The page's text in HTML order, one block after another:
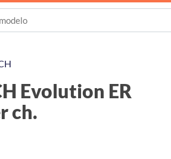
Evolution ER
ch.